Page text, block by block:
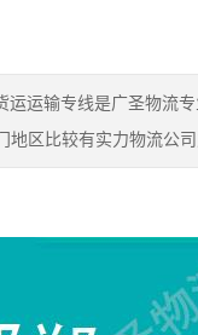
运输专线是广圣物流专
区比较有实力物流公司